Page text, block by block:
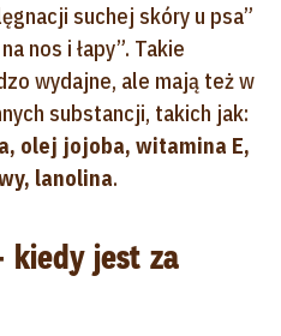
suchej skóry u psa”
nos i łapy”. Takie
wydajne, ale mają też w
substancji, takich jak:
olej jojoba, witamina E,
lanolina.
kiedy jest za